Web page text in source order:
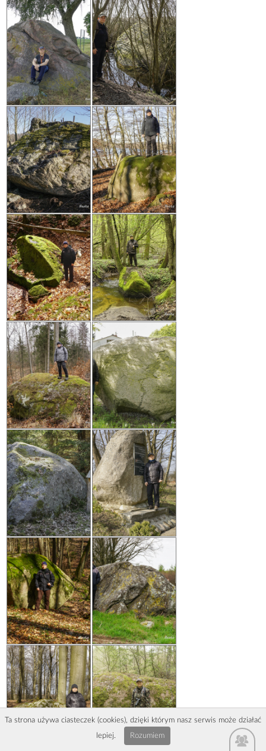
Ta strona używa ciasteczek (cookies), dzięki którym nasz serwis może działać
lepiej.
Rozumiem